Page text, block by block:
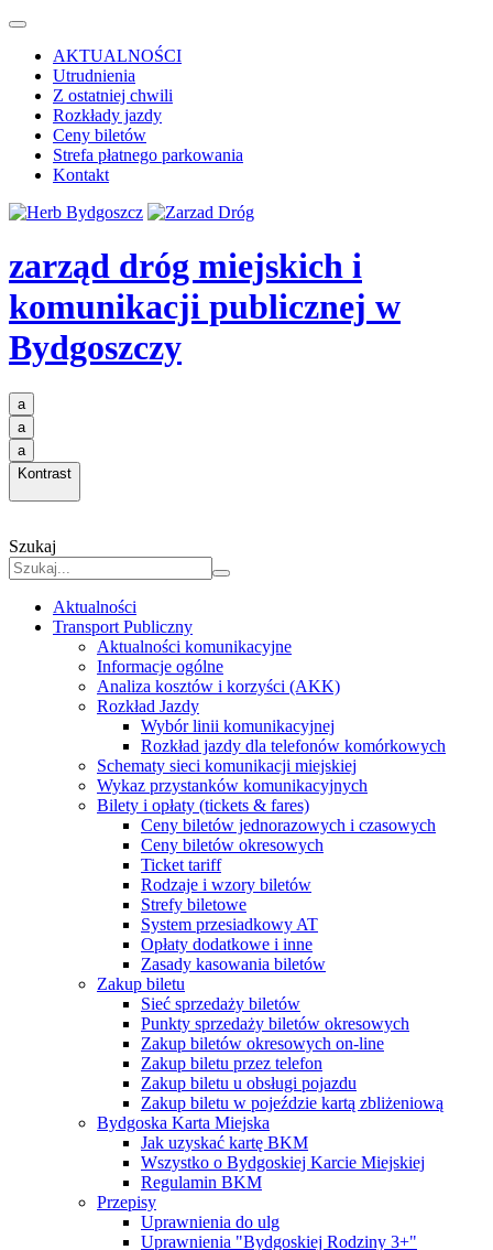
AKTUALNOŚCI
Utrudnienia
Z ostatniej chwili
Rozkłady jazdy
Ceny biletów
Strefa płatnego parkowania
Kontakt
zarząd dróg miejskich i
komunikacji publicznej w
Bydgoszczy
a
a
a
Kontrast
Szukaj
Aktualności
Transport Publiczny
Aktualności komunikacyjne
Informacje ogólne
Analiza kosztów i korzyści (AKK)
Rozkład Jazdy
Wybór linii komunikacyjnej
Rozkład jazdy dla telefonów komórkowych
Schematy sieci komunikacji miejskiej
Wykaz przystanków komunikacyjnych
Bilety i opłaty (tickets & fares)
Ceny biletów jednorazowych i czasowych
Ceny biletów okresowych
Ticket tariff
Rodzaje i wzory biletów
Strefy biletowe
System przesiadkowy AT
Opłaty dodatkowe i inne
Zasady kasowania biletów
Zakup biletu
Sieć sprzedaży biletów
Punkty sprzedaży biletów okresowych
Zakup biletów okresowych on-line
Zakup biletu przez telefon
Zakup biletu u obsługi pojazdu
Zakup biletu w pojeździe kartą zbliżeniową
Bydgoska Karta Miejska
Jak uzyskać kartę BKM
Wszystko o Bydgoskiej Karcie Miejskiej
Regulamin BKM
Przepisy
Uprawnienia do ulg
Uprawnienia "Bydgoskiej Rodziny 3+"